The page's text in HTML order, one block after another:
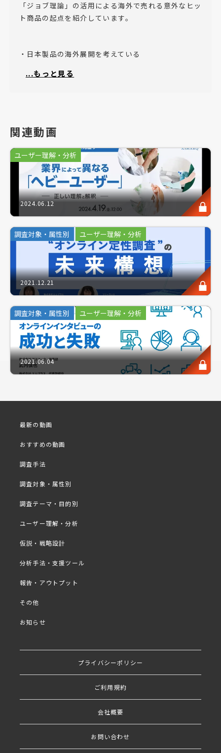
「ジョブ理論」の活用による海外で売れる意外なヒッ
ト商品の起点を紹介しています。
・日本製品の海外展開を考えている
・海外のマーケットや日本製品の受容性を把握したい
このような方にお勧めのセミナーです。
海外でも信頼の熱い"メイドインジャパン"。日本品
質のブランディングは今や世界で広く認知されてお
り、海外進出を図る企業は多岐にわたります。
しかし、あらゆる人種・民族の潜在ニーズを満たす製
品は、思わぬ製品や使用用途であったりと、海外マー
ケットには意外なヒット商品が生み出す未知なる可能
性が潜みます。
そこで今回は東南アジアの「ハブ」シンガポールを舞
台に実施した、「ジョブ理論」の活用による”日本製
なヒット商品の起点を探求。
「ドリルを買う人が欲しいのは『穴』である」とい
う、顧客目線を追求し尽くすマーケティング思想で、
海外進出への鍵を見つけます。
第一人者、
INDEE japan 代表取締役社長の津田氏をお招きしお
届けいたします。
査
・質疑応答
出演者
株式会社インディージャパ
ン 代表取締役 テクニカル
津田 真吾
ャーであるハードディスクの研究開発に
...もっと見る
関連動画
ユーザー理解・分析
2024.06.12
調査対象・属性別 ユーザー理解・分析
2021.12.21
調査対象・属性別 ユーザー理解・分析
2021.06.04
最新の動画
おすすめの動画
調査手法
調査対象・属性別
調査テーマ・目的別
ユーザー理解・分析
仮説・戦略設計
分析手法・支援ツール
報告・アウトプット
その他
お知らせ
プライバシーポリシー
ご利用規約
会社概要
お問い合わせ